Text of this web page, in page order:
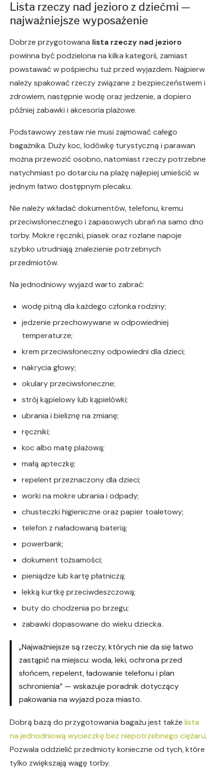
Lista rzeczy nad jezioro z dziećmi —
najważniejsze wyposażenie
Dobrze przygotowana lista rzeczy nad jezioro
powinna być podzielona na kilka kategorii, zamiast
powstawać w pośpiechu tuż przed wyjazdem. Najpierw
należy spakować rzeczy związane z bezpieczeństwem i
zdrowiem, następnie wodę oraz jedzenie, a dopiero
później zabawki i akcesoria plażowe.
Podstawowy zestaw nie musi zajmować całego
bagażnika. Duży koc, lodówkę turystyczną i parawan
można przewozić osobno, natomiast rzeczy potrzebne
natychmiast po dotarciu na plażę najlepiej umieścić w
jednym łatwo dostępnym plecaku.
Nie należy wkładać dokumentów, telefonu, kremu
przeciwsłonecznego i zapasowych ubrań na samo dno
torby. Mokre ręczniki, piasek oraz rozlane napoje
szybko utrudniają znalezienie potrzebnych
przedmiotów.
Na jednodniowy wyjazd warto zabrać:
wodę pitną dla każdego członka rodziny;
jedzenie przechowywane w odpowiedniej
temperaturze;
krem przeciwsłoneczny odpowiedni dla dzieci;
nakrycia głowy;
okulary przeciwsłoneczne;
strój kąpielowy lub kąpielówki;
ubrania i bieliznę na zmianę;
ręczniki;
koc albo matę plażową;
małą apteczkę;
repelent przeznaczony dla dzieci;
worki na mokre ubrania i odpady;
chusteczki higieniczne oraz papier toaletowy;
telefon z naładowaną baterią;
powerbank;
dokument tożsamości;
pieniądze lub kartę płatniczą;
lekką kurtkę przeciwdeszczową;
buty do chodzenia po brzegu;
zabawki dopasowane do wieku dziecka.
„Najważniejsze są rzeczy, których nie da się łatwo
zastąpić na miejscu: woda, leki, ochrona przed
słońcem, repelent, ładowanie telefonu i plan
schronienia” — wskazuje poradnik dotyczący
pakowania na wyjazd poza miasto.
Dobrą bazą do przygotowania bagażu jest także lista
na jednodniową wycieczkę bez niepotrzebnego ciężaru.
Pozwala oddzielić przedmioty konieczne od tych, które
tylko zwiększają wagę torby.